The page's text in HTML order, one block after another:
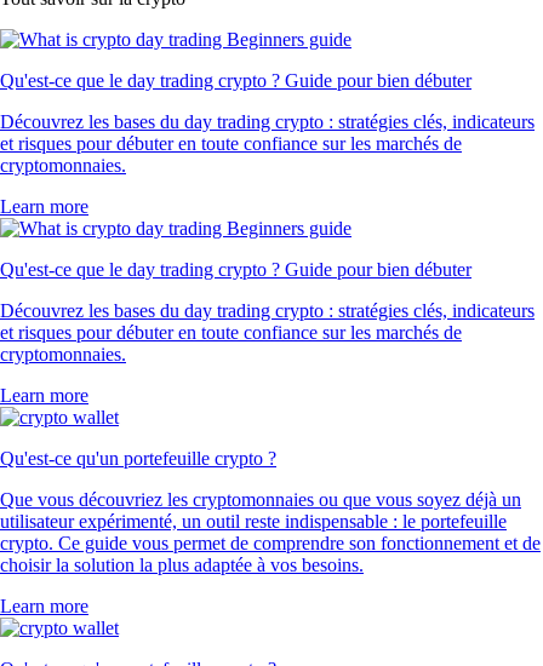
CRO$0.046185-1.06 %
SOL$64.03+0.88%
TRUMP$1.28+ 0.87 %
DOGE$0.060624+1.34%
USDT$0.866143